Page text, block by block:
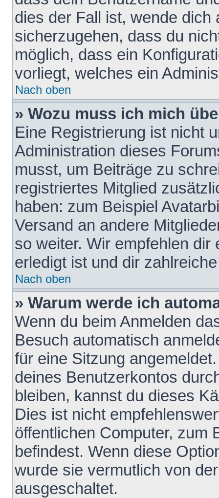
dies der Fall ist, wende dich
sicherzugehen, dass du
möglich, dass ein
vorliegt, welches ein
Nach oben
» Wozu muss ich mich
Eine Registrierung ist nicht
Administration dieses
musst, um Beiträge zu
registriertes Mitglied
haben: zum Beispiel
Versand an andere
so weiter. Wir empfehlen
erledigt ist und dir
Nach oben
» Warum werde ich
Wenn du beim Anmelden
Besuch automatisch
für eine Sitzung
deines Benutzerkontos
bleiben, kannst du dieses
Dies ist nicht
öffentlichen Computer, zum
befindest. Wenn diese
wurde sie vermutlich von
ausgeschaltet.